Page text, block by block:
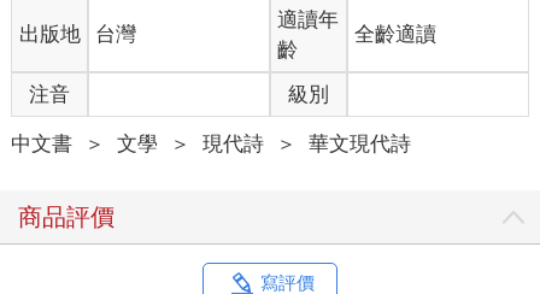
闊，像是發現藏身於生活裡的日花一般，看見越來越多從前不曾
注意的事物。
十多年仍學不完。今年學到日花這個詞，我才開始認真研究，台
語裡到底還有多少我沒有注意到的美景？研究日治時期的台語辭
典後，結果令我震驚。原來一百年前，這座島嶼上的人們，是用
了千頁以上的字來捕捉生活的影子，用七聲八調拼湊出一個又一
台語的印象受長久的政策影響變得歪斜，粗俗不雅的一面又被人
放大。實際上，任何語言都是有俗有雅，只憑台語侷限的片面就
喪失了用自己熟悉的語言和孫輩談心的權利，也讓我感到悲傷。
出版地 台灣
適讀年
齡
全齡適讀
注音 級別
中文書 ＞ 文學 ＞ 現代詩 ＞ 華文現代詩
商品評價
寫評價